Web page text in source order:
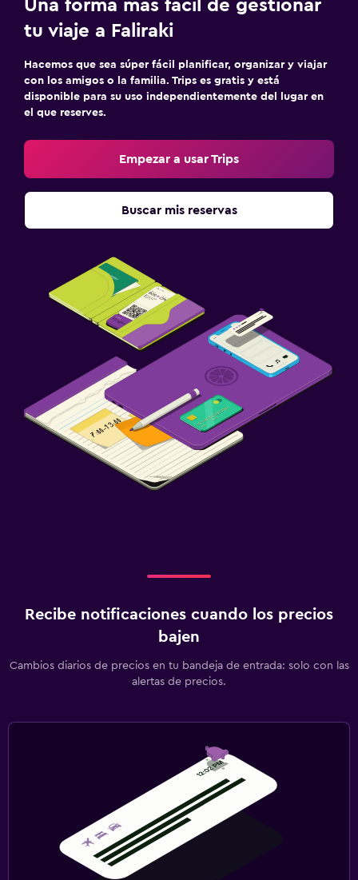
Una forma más fácil de gestionar
tu viaje a Faliraki
Hacemos que sea súper fácil planificar, organizar y viajar
con los amigos o la familia. Trips es gratis y está
disponible para su uso independientemente del lugar en
el que reserves.
Empezar a usar Trips
Buscar mis reservas
Recibe notificaciones cuando los precios
bajen
Cambios diarios de precios en tu bandeja de entrada: solo con las
alertas de precios.